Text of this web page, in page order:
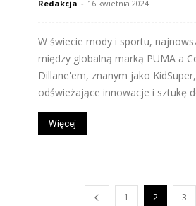
Redakcja - 16 kwietnia 2024
W świecie mody i sportu,
między globalną marką PUMA a
Dillane'em, znanym jako
odświeżające innowacje i sztukę
Więcej
1 2 3